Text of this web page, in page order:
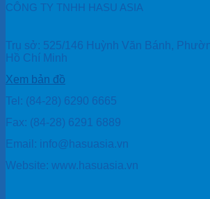
CÔNG TY TNHH HASU ASIA
Trụ sở: 525/146 Huỳnh Văn Bánh,
Hồ Chí Minh
Xem bản đồ
Tel: (84-28) 6290 6665
Fax: (84-28) 6291 6889
Email: info@hasuasia.vn
Website: www.hasuasia.vn